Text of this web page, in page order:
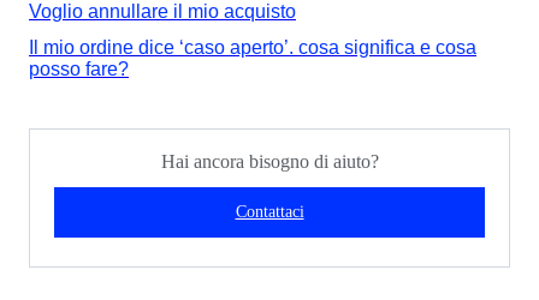
Voglio annullare il mio acquisto
Il mio ordine dice ‘caso aperto’. cosa significa e cosa
posso fare?
Hai ancora bisogno di aiuto?
Contattaci